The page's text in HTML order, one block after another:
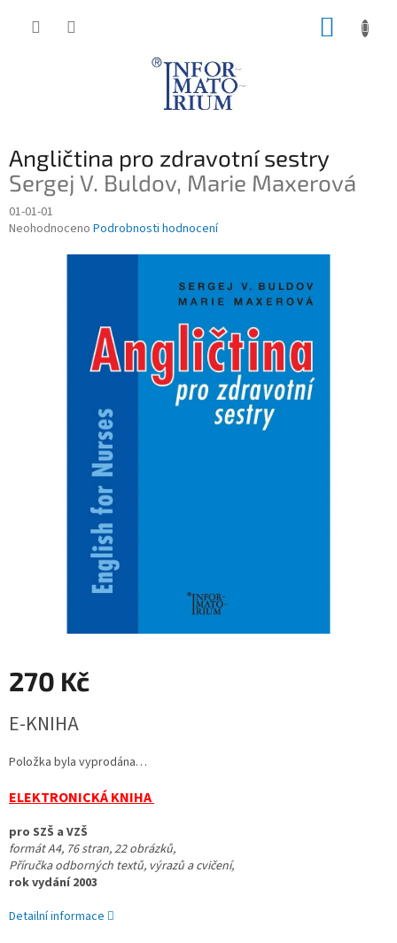
Angličtina pro zdravotní sestry
Sergej V. Buldov, Marie Maxerová
01-01-01
Průměrné
Neohodnoceno Podrobnosti hodnocení
270 Kč
cena:
E-KNIHA
Položka byla vyprodána…
ELEKTRONICKÁ KNIHA
pro SZŠ a VZŠ
formát A4, 76 stran, 22 obrázků,
Příručka odborných textů, výrazů a cvičení,
rok vydání 2003
Detailní informace